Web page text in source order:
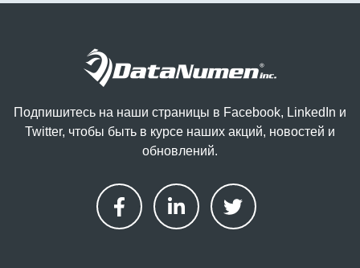
Подпишитесь на наши страницы в Facebook, LinkedIn и
Twitter, чтобы быть в курсе наших акций, новостей и
обновлений.